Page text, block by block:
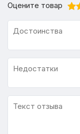
Оцените товар